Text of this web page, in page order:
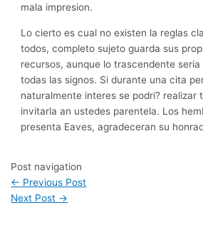
mala impresion.
Lo cierto es cual no existen la reglas
todos, completo sujeto guarda sus
recursos, aunque lo trascendente
todas las signos. Si durante una cita
naturalmente interes se podri? realizar
invitarla an ustedes parentela. Los
presenta Eaves, agradeceran su
Post navigation
← Previous Post
Next Post →